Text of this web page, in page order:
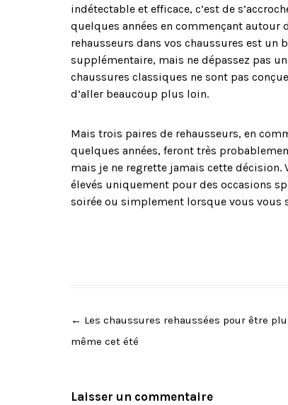
indétectable et efficace, c’est de
quelques années en commençant
rehausseurs dans vos chaussures est
supplémentaire, mais ne dépassez pas
chaussures classiques ne sont pas
d’aller beaucoup plus loin.
Mais trois paires de rehausseurs, en
quelques années, feront très
mais je ne regrette jamais cette décision.
élevés uniquement pour des occasions
soirée ou simplement lorsque vous vous
Post
← Les chaussures rehaussées pour être
même cet été
Laisser un commentaire